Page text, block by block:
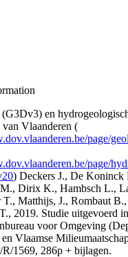
(G3Dv3) en
van Vlaanderen (
page/
page/
) Deckers J., De Koninck
Dirix K., Hambsch L.,
T., Matthijs, J., Rombaut
2019. Studie uitgevoerd
voor Omgeving
Vlaamse
1569, 286p + bijlagen.